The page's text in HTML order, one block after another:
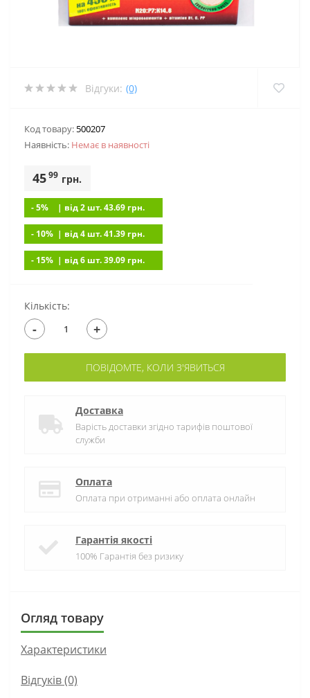
Відгуки: (0)
Код товару: 500207
Наявність: Немає в наявностi
4599 грн.
- 5% | вiд 2 шт. 43.69 грн.
- 10% | вiд 4 шт. 41.39 грн.
- 15% | вiд 6 шт. 39.09 грн.
Кількість:
- +
ПОВІДОМТЕ, КОЛИ З'ЯВИТЬСЯ
Доставка
Варість доставки згідно тарифів поштової
служби
Оплата
Оплата при отриманні або оплата онлайн
Гарантія якості
100% Гарантія без ризику
Огляд товару
Характеристики
Відгуків (0)